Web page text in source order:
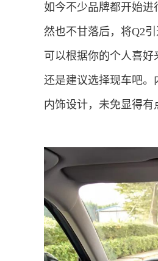
如今不少品牌都开始进
然也不甘落后，将Q2
可以根据你的个人喜
还是建议选择现车吧。
内饰设计，未免显得有